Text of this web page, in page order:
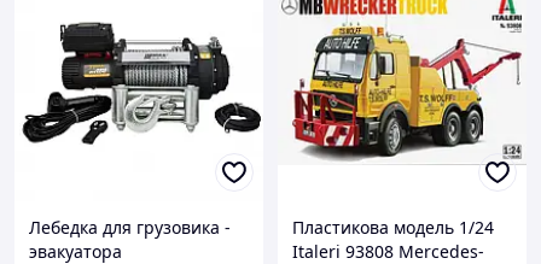
Лебедка для грузовика -
эвакуатора
Пластикова модель 1/24
Italeri 93808 Mercedes-